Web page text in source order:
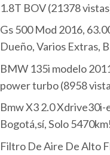
1.8T BOV(21378
Gs 500 Mod 2016,
Dueño, Varios Extras,
BMW 135i modelo
power turbo(8958
Bmw X3 2.0
Bogotá,sí, Solo 5470km!
Filtro De Aire De Alto